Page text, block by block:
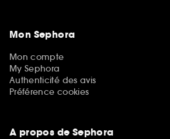
Mon Sephora
Mon compte
My Sephora
Authenticité des avis
Préférence cookies
A propos de Sephora